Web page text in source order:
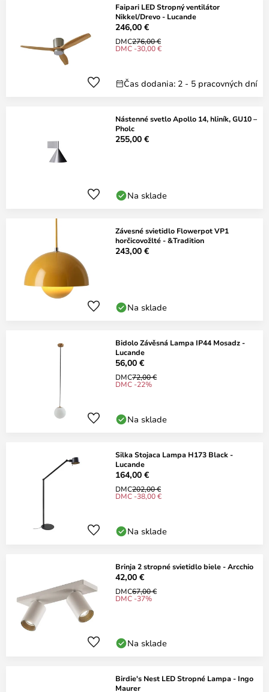
Faipari LED Stropný ventilátor
Nikkel/Drevo - Lucande
246,00 €
DMC276,00 €
DMC -30,00 €
Čas dodania: 2 - 5 pracovných dní
Nástenné svetlo Apollo 14, hliník, GU10 –
Pholc
255,00 €
Na sklade
Závesné svietidlo Flowerpot VP1
horčicovožlté - &Tradition
243,00 €
Na sklade
Bidolo Závěsná Lampa IP44 Mosadz -
Lucande
56,00 €
DMC72,00 €
DMC -22%
Na sklade
Silka Stojaca Lampa H173 Black -
Lucande
164,00 €
DMC202,00 €
DMC -38,00 €
Na sklade
Brinja 2 stropné svietidlo biele - Arcchio
42,00 €
DMC67,00 €
DMC -37%
Na sklade
Birdie's Nest LED Stropné Lampa - Ingo
Maurer